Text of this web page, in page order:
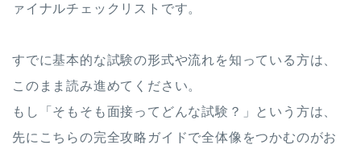
ァイナルチェックリストです。
すでに基本的な試験の形式や流れを知っている方は、
このまま読み進めてください。
もし「そもそも面接ってどんな試験？」という方は、
先にこちらの完全攻略ガイドで全体像をつかむのがお